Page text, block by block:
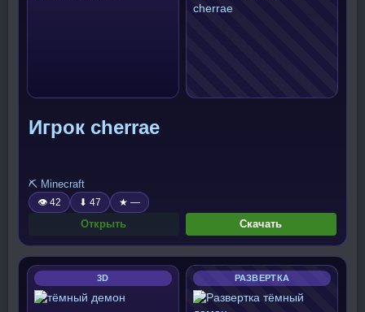
Игрок cherrae
⛏️ Minecraft
👁 42 ⬇ 47 ★ —
Открыть Скачать
3D РАЗВЕРТКА